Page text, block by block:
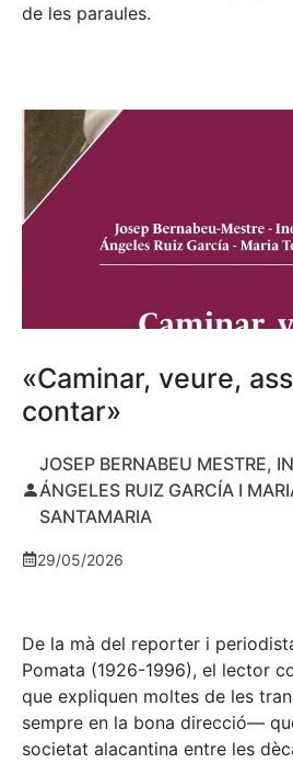
de les paraules.
«Caminar, veure,
contar»
JOSEP BERNABEU MESTRE,
ÁNGELES RUIZ GARCÍA I
SANTAMARIA
29/05/2026
De la mà del reporter i
Pomata (1926-1996), el lector
que expliquen moltes de les
sempre en la bona direcció—
societat alacantina entre les